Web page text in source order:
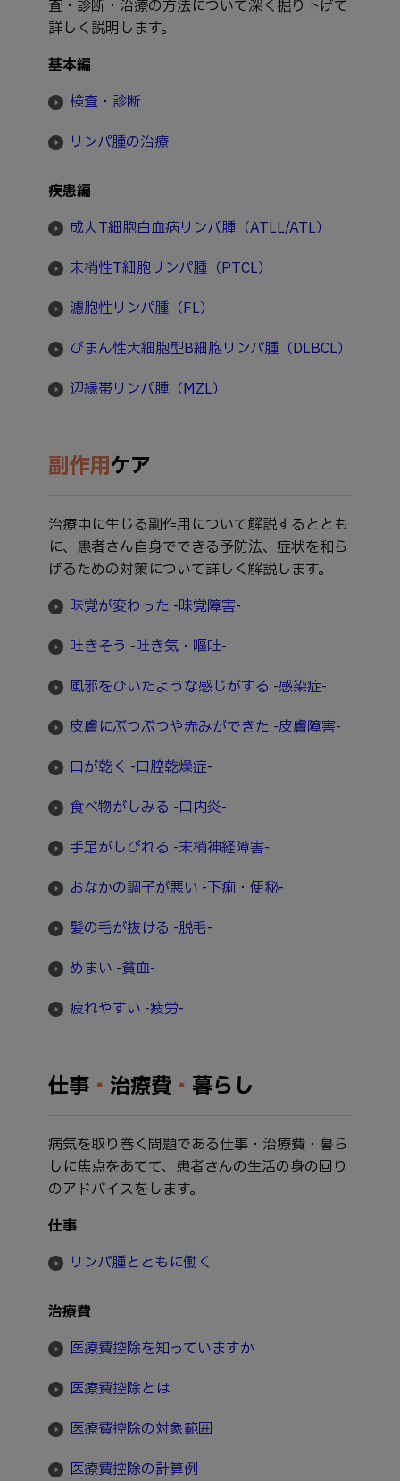
査・診断・治療の方法について深く掘り下げて
詳しく説明します。
基本編
検査・診断
リンパ腫の治療
疾患編
成人T細胞白血病リンパ腫（ATLL/ATL）
末梢性T細胞リンパ腫（PTCL）
濾胞性リンパ腫（FL）
びまん性大細胞型B細胞リンパ腫（DLBCL）
辺縁帯リンパ腫（MZL）
副作用ケア
治療中に生じる副作用について解説するととも
に、患者さん自身でできる予防法、症状を和ら
げるための対策について詳しく解説します。
味覚が変わった -味覚障害-
吐きそう -吐き気・嘔吐-
風邪をひいたような感じがする -感染症-
皮膚にぶつぶつや赤みができた -皮膚障害-
口が乾く -口腔乾燥症-
食べ物がしみる -口内炎-
手足がしびれる -末梢神経障害-
おなかの調子が悪い -下痢・便秘-
髪の毛が抜ける -脱毛-
めまい -貧血-
疲れやすい -疲労-
仕事 ・ 治療費 ・ 暮らし
病気を取り巻く問題である仕事・治療費・暮ら
しに焦点をあてて、患者さんの生活の身の回り
のアドバイスをします。
仕事
リンパ腫とともに働く
治療費
医療費控除を知っていますか
医療費控除とは
医療費控除の対象範囲
医療費控除の計算例